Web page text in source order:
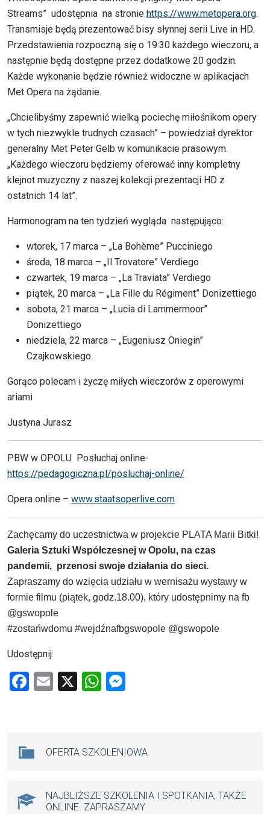
Streams” udostępnia na stronie https://www.metopera.org.
Transmisje będą prezentować bisy słynnej serii Live in HD.
Przedstawienia rozpoczną się o 19:30 każdego wieczoru, a
następnie będą dostępne przez dodatkowe 20 godzin.
Każde wykonanie będzie również widoczne w aplikacjach
Met Opera na żądanie.
„Chcielibyśmy zapewnić wielką pociechę miłośnikom opery
w tych niezwykle trudnych czasach” – powiedział dyrektor
generalny Met Peter Gelb w komunikacie prasowym.
„Każdego wieczoru będziemy oferować inny kompletny
klejnot muzyczny z naszej kolekcji prezentacji HD z
ostatnich 14 lat”.
Harmonogram na ten tydzień wygląda następująco:
wtorek, 17 marca – „La Bohème” Pucciniego
środa, 18 marca – „Il Trovatore” Verdiego
czwartek, 19 marca – „La Traviata” Verdiego
piątek, 20 marca – „La Fille du Régiment” Donizettiego
sobota, 21 marca – „Lucia di Lammermoor”
Donizettiego
niedziela, 22 marca – „Eugeniusz Oniegin”
Czajkowskiego.
Gorąco polecam i życzę miłych wieczorów z operowymi
ariami
Justyna Jurasz
PBW w OPOLU Posłuchaj online-
https://pedagogiczna.pl/posluchaj-online/
Opera online – www.staatsoperlive.com
Zachęcamy do uczestnictwa w projekcie PLATA Marii Bitki!
Galeria Sztuki Współczesnej w Opolu, na czas
pandemii, przenosi swoje działania do sieci.
Zapraszamy do wzięcia udziału w wernisażu wystawy w
formie filmu (piątek, godz.18.00), który udostępnimy na fb
@gswopole
#zostańwdomu #wejdźnafbgswopole @gswopole
Udostępnij:
F
o
k
E
X
W
A
p
g
OFERTA SZKOLENIOWA
NAJBLIŻSZE SZKOLENIA I SPOTKANIA, TAKŻE
ONLINE. ZAPRASZAMY